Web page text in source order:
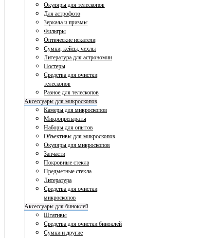
Окуляры для телескопов
Для астрофото
Зеркала и призмы
Фильтры
Оптические искатели
Сумки, кейсы, чехлы
Литература для астрономии
Постеры
Средства для очистки
телескопов
Разное для телескопов
Аксессуары для микроскопов
Камеры для микроскопов
Микропрепараты
Наборы для опытов
Объективы для микроскопов
Окуляры для микроскопов
Запчасти
Покровные стекла
Предметные стекла
Литература
Средства для очистки
микроскопов
Аксессуары для биноклей
Штативы
Средства для очистки биноклей
Сумки и другие